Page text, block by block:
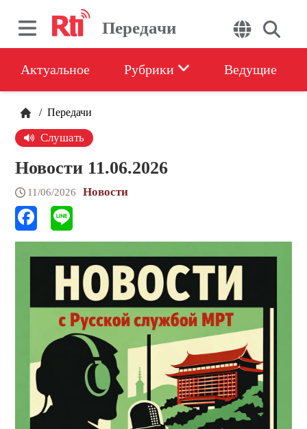
Передачи
Актуальное Рубрики Ведущие
/ Передачи
Слушать
Новости 11.06.2026
11/06/2026 Новости